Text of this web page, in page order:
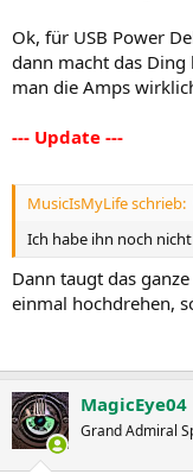
Ok, für USB Power
dann macht das
man die Amps
--- Update ---
MusicIsMyLife schrieb:
Ich habe ihn noch
Dann taugt das
einmal hochdrehen,
MagicEye04
Grand Admiral